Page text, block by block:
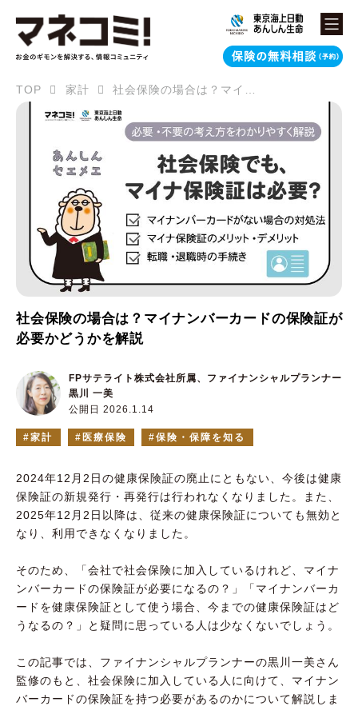
TOP 家計 社会保険の場合は？マイナンバーカードの保険証が必要かどうかを解説
社会保険の場合は？マイナンバーカードの保険証が
必要かどうかを解説
公開日 2026.1.14
FPサテライト株式会社所属、ファイナンシャルプランナー
黒川 一美
家計 医療保険 保険・保障を知る
2024年12月2日の健康保険証の廃止にともない、今後は健康
保険証の新規発行・再発行は行われなくなりました。また、
2025年12月2日以降は、従来の健康保険証についても無効と
なり、利用できなくなりました。
そのため、「会社で社会保険に加入しているけれど、マイナ
ンバーカードの保険証が必要になるの？」「マイナンバーカ
ードを健康保険証として使う場合、今までの健康保険証はど
うなるの？」と疑問に思っている人は少なくないでしょう。
この記事では、ファイナンシャルプランナーの黒川一美さん
監修のもと、社会保険に加入している人に向けて、マイナン
バーカードの保険証を持つ必要があるのかについて解説しま